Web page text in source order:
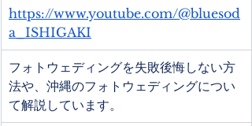
https://www.youtube.com/@bluesod
a_ISHIGAKI
フォトウェディングを失敗後悔しない方
法や、沖縄のフォトウェディングについ
て解説しています。